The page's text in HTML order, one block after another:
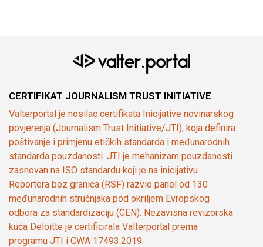
CERTIFIKAT JOURNALISM TRUST INITIATIVE
Valterportal je nosilac certifikata Inicijative novinarskog
povjerenja (Journalism Trust Initiative/JTI), koja definira
poštivanje i primjenu etičkih standarda i međunarodnih
standarda pouzdanosti. JTI je mehanizam pouzdanosti
zasnovan na ISO standardu koji je na inicijativu
Reportera bez granica (RSF) razvio panel od 130
međunarodnih stručnjaka pod okriljem Evropskog
odbora za standardizaciju (CEN). Nezavisna revizorska
kuća Deloitte je certificirala Valterportal prema
programu JTI i CWA 17493:2019.